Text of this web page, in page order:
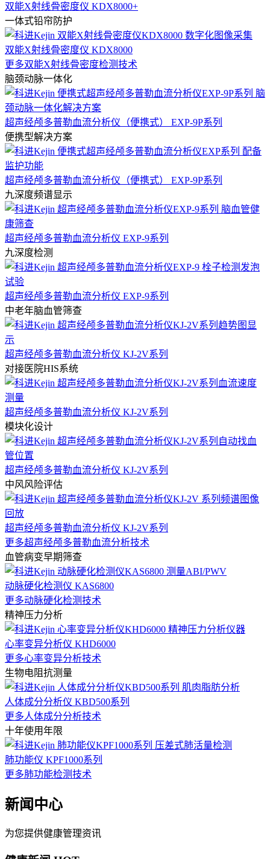
双能X射线骨密度仪 KDX8000+
一体式铅帘防护
双能X射线骨密度仪 KDX8000
更多双能X射线骨密度检测技术
脑颈动脉一体化
超声经颅多普勒血流分析仪（便携式） EXP-9P系列
便携型解决方案
超声经颅多普勒血流分析仪（便携式） EXP-9P系列
九深度频谱显示
超声经颅多普勒血流分析仪 EXP-9系列
九深度检测
超声经颅多普勒血流分析仪 EXP-9系列
中老年脑血管筛查
超声经颅多普勒血流分析仪 KJ-2V系列
对接医院HIS系统
超声经颅多普勒血流分析仪 KJ-2V系列
模块化设计
超声经颅多普勒血流分析仪 KJ-2V系列
中风风险评估
超声经颅多普勒血流分析仪 KJ-2V系列
更多超声经颅多普勒血流分析技术
血管病变早期筛查
动脉硬化检测仪 KAS6800
更多动脉硬化检测技术
精神压力分析
心率变异分析仪 KHD6000
更多心率变异分析技术
生物电阻抗测量
人体成分分析仪 KBD500系列
更多人体成分分析技术
十年使用年限
肺功能仪 KPF1000系列
更多肺功能检测技术
新闻中心
为您提供健康管理资讯